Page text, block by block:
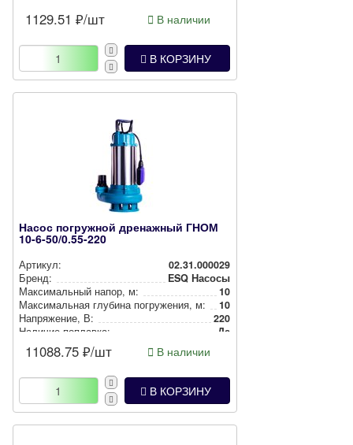
1129.51 ₽/шт В наличии
В КОРЗИНУ
Насос погружной дренажный ГНОМ
10-6-50/0.55-220
Артикул:
02.31.000029
Бренд:
ESQ Насосы
Мак­си­маль­ный напор, м:
10
Мак­си­маль­ная глубина пог­ру­же­ния, м:
10
Нап­ря­же­ние, В:
220
Наличие поплавка:
Да
11088.75 ₽/шт В наличии
В КОРЗИНУ